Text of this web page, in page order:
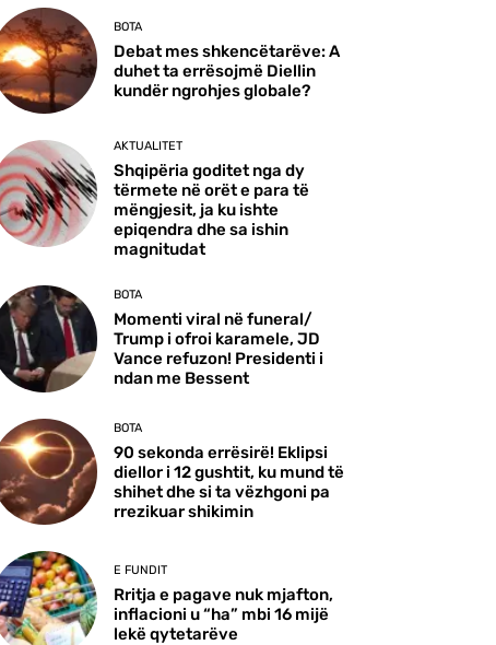
BOTA
Debat mes shkencëtarëve: A
duhet ta errësojmë Diellin
kundër ngrohjes globale?
AKTUALITET
Shqipëria goditet nga dy
tërmete në orët e para të
mëngjesit, ja ku ishte
epiqendra dhe sa ishin
magnitudat
BOTA
Momenti viral në funeral/
Trump i ofroi karamele, JD
Vance refuzon! Presidenti i
ndan me Bessent
BOTA
90 sekonda errësirë! Eklipsi
diellor i 12 gushtit, ku mund të
shihet dhe si ta vëzhgoni pa
rrezikuar shikimin
E FUNDIT
Rritja e pagave nuk mjafton,
inflacioni u “ha” mbi 16 mijë
lekë qytetarëve